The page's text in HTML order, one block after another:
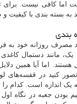
اما کافی نیست. برای
به بسته بندی با
بندی
مصرف روزانه خود به
یک، مانند دستمال
هستند. اما آیا
کنید در قفسه‌های
یک اندازه است. کدام را
بودن جعبه در نگاه